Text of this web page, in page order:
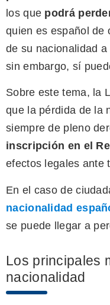
los que podrá
quien es español de
de su nacionalidad
sin embargo, sí
Sobre este tema, la
que la pérdida de la
siempre de pleno
inscripción en el
efectos legales ante
En el caso de
nacionalidad
se puede llegar a
Los principales
nacionalidad